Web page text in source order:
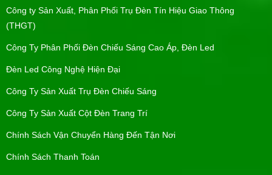
Công ty Sản Xuất, Phân Phối Trụ Đèn Tín Hiệu Giao Thông
(THGT)
Công Ty Phân Phối Đèn Chiếu Sáng Cao Áp, Đèn Led
Đèn Led Công Nghệ Hiện Đại
Công Ty Sản Xuất Trụ Đèn Chiếu Sáng
Công Ty Sản Xuất Cột Đèn Trang Trí
Chính Sách Vận Chuyển Hàng Đến Tận Nơi
Chính Sách Thanh Toán